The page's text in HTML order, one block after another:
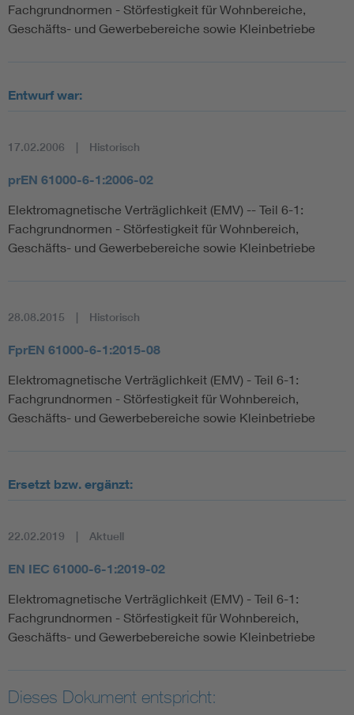
Fachgrundnormen - Störfestigkeit für Wohnbereiche,
Geschäfts- und Gewerbebereiche sowie Kleinbetriebe
Entwurf war:
17.02.2006 Historisch
prEN 61000-6-1:2006-02
Elektromagnetische Verträglichkeit (EMV) -- Teil 6-1:
Fachgrundnormen - Störfestigkeit für Wohnbereich,
Geschäfts- und Gewerbebereiche sowie Kleinbetriebe
28.08.2015 Historisch
FprEN 61000-6-1:2015-08
Elektromagnetische Verträglichkeit (EMV) - Teil 6-1:
Fachgrundnormen - Störfestigkeit für Wohnbereich,
Geschäfts- und Gewerbebereiche sowie Kleinbetriebe
Ersetzt bzw. ergänzt:
22.02.2019 Aktuell
EN IEC 61000-6-1:2019-02
Elektromagnetische Verträglichkeit (EMV) - Teil 6-1:
Fachgrundnormen - Störfestigkeit für Wohnbereich,
Geschäfts- und Gewerbebereiche sowie Kleinbetriebe
Dieses Dokument entspricht: